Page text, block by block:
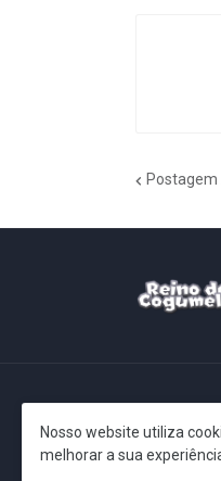
Nosso website utiliza
melhorar a sua